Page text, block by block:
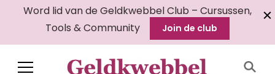
Word lid van de Geldkwebbel Club – Cursussen,
Tools & Community
Join de club